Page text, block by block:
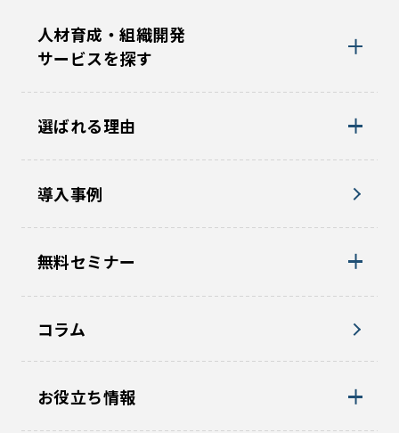
人材育成・組織開発
サービスを探す
選ばれる理由
導入事例
無料セミナー
コラム
お役立ち情報